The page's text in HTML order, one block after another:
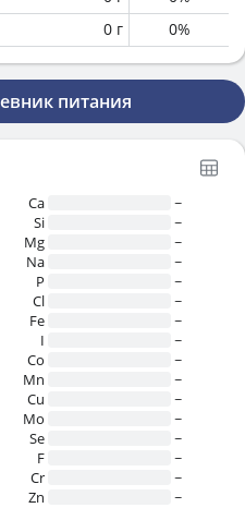
0 г 0%
питания
Ca
~
Si
~
Mg
~
Na
~
P
~
Cl
~
Fe
~
I
~
Co
~
Mn
~
Cu
~
Mo
~
Se
~
F
~
Cr
~
Zn
~